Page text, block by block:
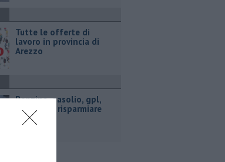
​Tutte le offerte di
lavoro in provincia di
Arezzo
​Benzina, gasolio, gpl,
ecco dove risparmiare